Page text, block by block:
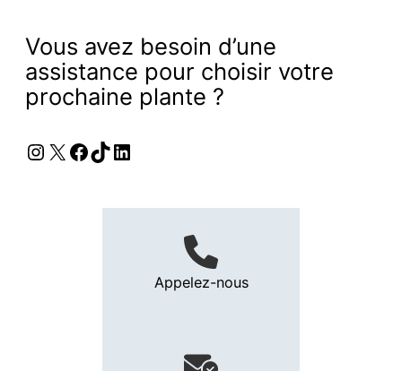
Vous avez besoin d’une
assistance pour choisir votre
prochaine plante ?
Instagram
X Facebook
TikTok
LinkedIn
Appelez-nous